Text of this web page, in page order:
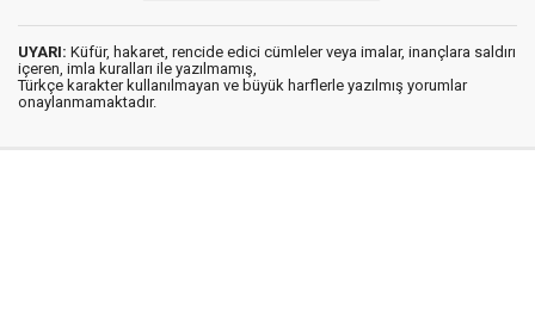
UYARI: Küfür, hakaret, rencide edici cümleler veya imalar, inançlara saldırı
içeren, imla kuralları ile yazılmamış,
Türkçe karakter kullanılmayan ve büyük harflerle yazılmış yorumlar
onaylanmamaktadır.